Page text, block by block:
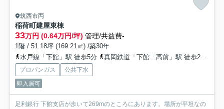
筑西市丙
稲荷町建屋東棟
33万円 (0.64万円/坪) 管理/共益費-
1階 / 51.18坪 (169.21㎡) /築30年
水戸線「下館」駅 徒歩5分
真岡鉄道「下館二高前」駅 徒歩27分
プロパンガス
公共下水
即入居可
足利銀行 下館支店が歩いて269mのところにあります。場所が平坦なの